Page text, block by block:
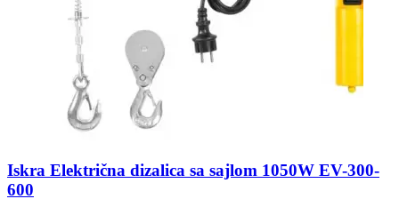
Iskra Električna dizalica sa sajlom 1050W EV-300-
600